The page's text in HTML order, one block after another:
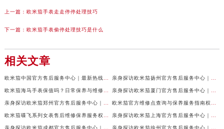
上一篇： 欧米茄手表走走停停处理技巧
下一篇： 欧米茄手表偷停处理技巧是什么
相关文章